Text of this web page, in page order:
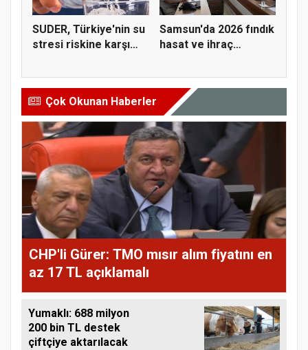
SUDER, Türkiye'nin su
stresi riskine karşı
Samsun'da 2026 fındık
hasat ve ihraç
Çok Okunan Haberler
CHP'li Gürer: TMO mısır alım fiyatını en
az 17 TL açıklamalı
Yumaklı: 688 milyon
200 bin TL destek
çiftçiye aktarılacak